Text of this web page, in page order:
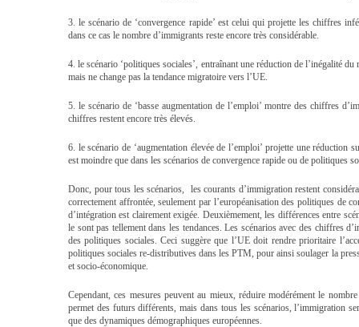
3. le scénario de ‘convergence rapide’ est celui qui projette les chiffres
dans ce cas le nombre d’immigrants reste encore très considérable.
4. le scénario ‘politiques sociales’, entraînant une réduction de l’inégalité
mais ne change pas la tendance migratoire vers l’UE.
5. le scénario de ‘basse augmentation de l’emploi’ montre des chiffres
chiffres restent encore très élevés.
6. le scénario de ‘augmentation élevée de l’emploi’ projette une
est moindre que dans les scénarios de convergence rapide ou de politiques
Donc, pour tous les scénarios, les courants d’immigration restent
correctement affrontée, seulement par l’européanisation des politiques de
d’intégration est clairement exigée. Deuxièmement, les différences entre
le sont pas tellement dans les tendances. Les scénarios avec des chiffres
des politiques sociales. Ceci suggère que l’UE doit rendre prioritaire
politiques sociales re-distributives dans les PTM, pour ainsi soulager la
et socio-économique.
Cependant, ces mesures peuvent au mieux, réduire modérément le
permet des futurs différents, mais dans tous les scénarios, l’immigration
que des dynamiques démographiques européennes.